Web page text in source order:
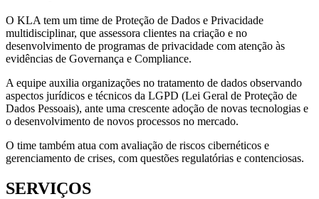
O KLA tem um time de Proteção de Dados e Privacidade
multidisciplinar, que assessora clientes na criação e no
desenvolvimento de programas de privacidade com atenção às
evidências de Governança e Compliance.
A equipe auxilia organizações no tratamento de dados observando
aspectos jurídicos e técnicos da LGPD (Lei Geral de Proteção de
Dados Pessoais), ante uma crescente adoção de novas tecnologias e
o desenvolvimento de novos processos no mercado.
O time também atua com avaliação de riscos cibernéticos e
gerenciamento de crises, com questões regulatórias e contenciosas.
SERVIÇOS